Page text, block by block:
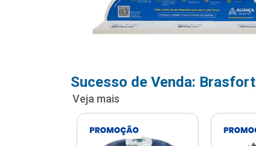
Sucesso de Venda: Brasfort
Veja mais